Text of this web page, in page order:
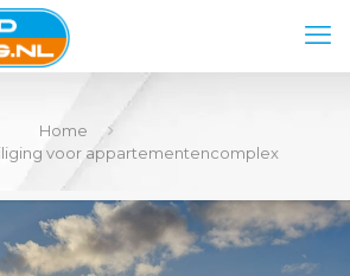
Home
voor appartementencomplex